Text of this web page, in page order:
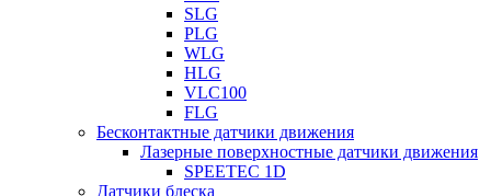
SLG
PLG
WLG
HLG
VLC100
FLG
Бесконтактные датчики движения
Лазерные поверхностные датчики движения
SPEETEC 1D
Датчики блеска